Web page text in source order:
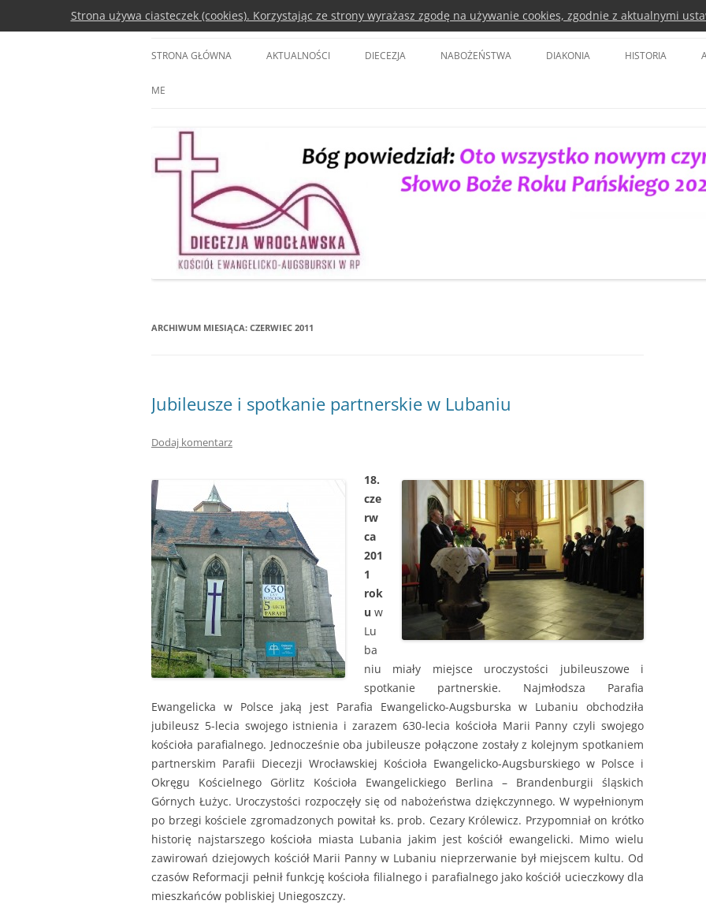
do
treści
Diecezja Wrocławska Kościoła Ewangelicko-
STRONA GŁÓWNA AKTUALNOŚCI DIECEZJA
SYNOD DIECEZJI
RADA DIECEZJALNA
DUCHOWNI
NABOŻEŃSTWA DIAKONIA
EWANGELICKIE CENTRUM
DIAKONII I EDUKACJI
HISTORIA
ME
ARCHIWUM MIESIĄCA: CZERWIEC 2011
Jubileusze i spotkanie partnerskie w Lubaniu
Dodaj komentarz
18.
cze
rw
ca
201
1
rok
u w
Lu
ba
niu miały miejsce uroczystości jubileuszowe i
spotkanie partnerskie. Najmłodsza Parafia
Ewangelicka w Polsce jaką jest Parafia Ewangelicko-Augsburska w Lubaniu obchodziła
jubileusz 5-lecia swojego istnienia i zarazem 630-lecia kościoła Marii Panny czyli swojego
kościoła parafialnego. Jednocześnie oba jubileusze połączone zostały z kolejnym spotkaniem
partnerskim Parafii Diecezji Wrocławskiej Kościoła Ewangelicko-Augsburskiego w Polsce i
Okręgu Kościelnego Görlitz Kościoła Ewangelickiego Berlina – Brandenburgii śląskich
Górnych Łużyc. Uroczystości rozpoczęły się od nabożeństwa dziękczynnego. W wypełnionym
po brzegi kościele zgromadzonych powitał ks. prob. Cezary Królewicz. Przypomniał on krótko
historię najstarszego kościoła miasta Lubania jakim jest kościół ewangelicki. Mimo wielu
zawirowań dziejowych kościół Marii Panny w Lubaniu nieprzerwanie był miejscem kultu. Od
czasów Reformacji pełnił funkcję kościoła filialnego i parafialnego jako kościół ucieczkowy dla
mieszkańców pobliskiej Uniegoszczy.
Strona używa ciasteczek (cookies). Korzystając ze strony wyrażasz zgodę na używanie cookies, zgodnie z aktualnymi